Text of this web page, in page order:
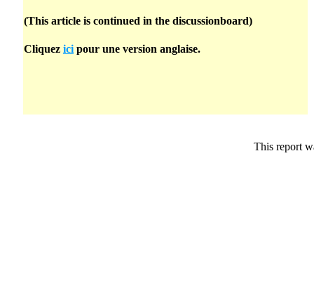
(This article is continued in the discussionboard)
Cliquez icipour une version anglaise.
This report